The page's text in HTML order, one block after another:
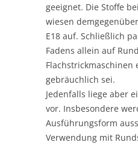
geeignet. Die Stoffe
wiesen
E18 auf. Schließlich
Fadens allein auf
Flachstrickmaschinen
gebräuchlich sei.
Jedenfalls liege aber
vor. Insbesondere
Ausführungsform
Verwendung mit